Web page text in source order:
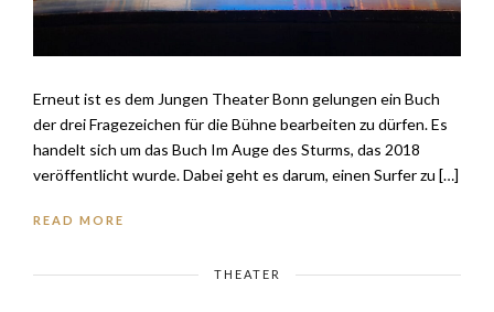
Erneut ist es dem Jungen Theater Bonn gelungen ein Buch
der drei Fragezeichen für die Bühne bearbeiten zu dürfen. Es
handelt sich um das Buch Im Auge des Sturms, das 2018
veröffentlicht wurde. Dabei geht es darum, einen Surfer zu […]
READ MORE
THEATER